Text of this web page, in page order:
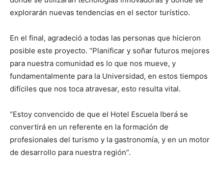
explorarán nuevas tendencias en el sector turístico.
En el final, agradeció a todas las personas que hicieron
posible este proyecto. “Planificar y soñar futuros mejores
para nuestra comunidad es lo que nos mueve, y
fundamentalmente para la Universidad, en estos tiempos
difíciles que nos toca atravesar, esto resulta vital.
“Estoy convencido de que el Hotel Escuela Iberá se
convertirá en un referente en la formación de
profesionales del turismo y la gastronomía, y en un motor
de desarrollo para nuestra región”.